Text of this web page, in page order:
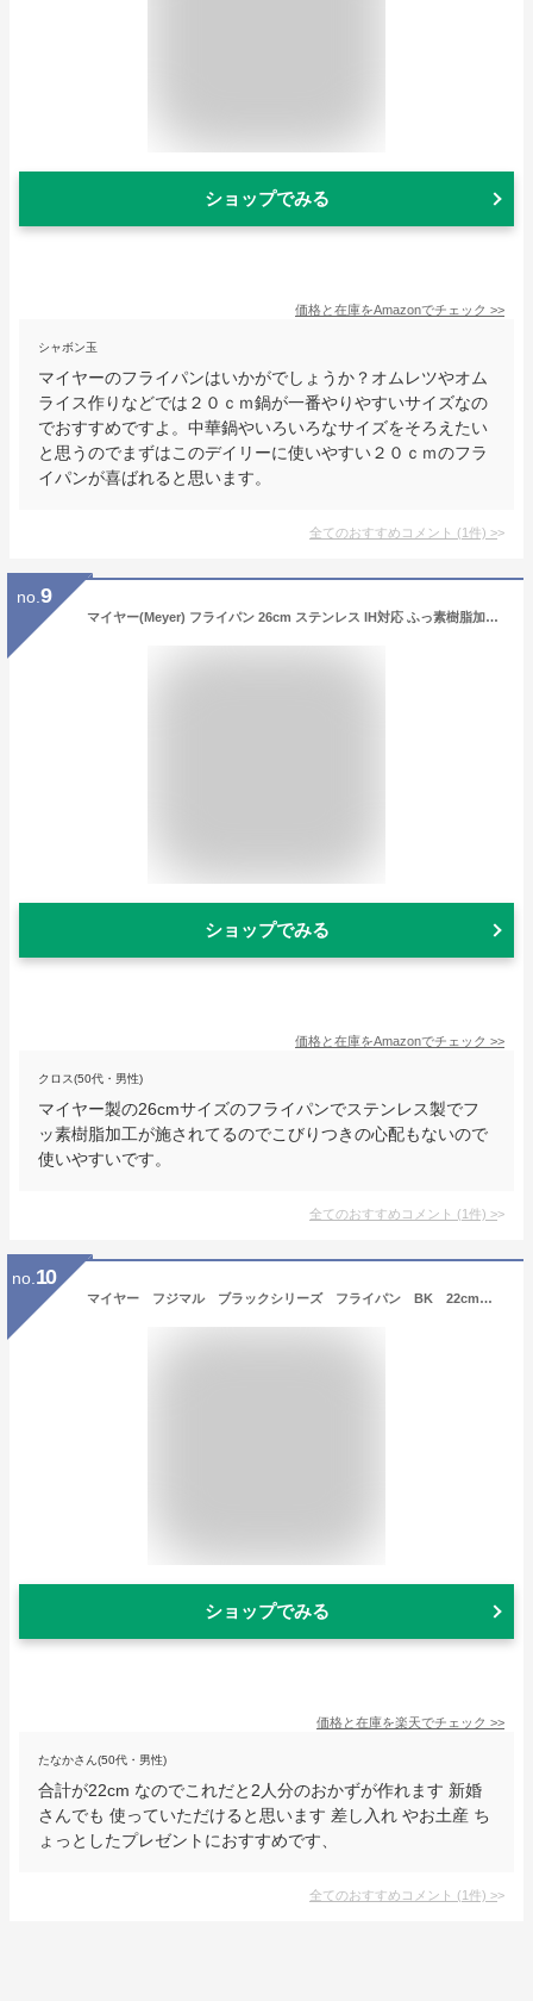
ショップでみる
価格と在庫をAmazonでチェック >>
シャボン玉
マイヤーのフライパンはいかがでしょうか？オムレツやオム
ライス作りなどでは２０ｃｍ鍋が一番やりやすいサイズなの
でおすすめですよ。中華鍋やいろいろなサイズをそろえたい
と思うのでまずはこのデイリーに使いやすい２０ｃｍのフラ
イパンが喜ばれると思います。
全てのおすすめコメント (1件) >
no. 9
マイヤー(Meyer) フライパン 26cm ステンレス IH対応 ふっ素樹脂加工 底面三層構造 「マキシム」 【国内正規品】 MXS-P26
ショップでみる
価格と在庫をAmazonでチェック >>
クロス(50代・男性)
マイヤー製の26cmサイズのフライパンでステンレス製でフ
ッ素樹脂加工が施されてるのでこびりつきの心配もないので
使いやすいです。
全てのおすすめコメント (1件) >
no. 10
マイヤー フジマル ブラックシリーズ フライパン BK 22cm FE-P22
ショップでみる
価格と在庫を楽天でチェック >>
たなかさん(50代・男性)
合計が22cm なのでこれだと2人分のおかずが作れます 新婚
さんでも 使っていただけると思います 差し入れ やお土産 ち
ょっとしたプレゼントにおすすめです、
全てのおすすめコメント (1件) >